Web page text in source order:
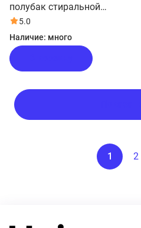
полубак стиральной
машины Haier
5.0
Наличие: много
1
2